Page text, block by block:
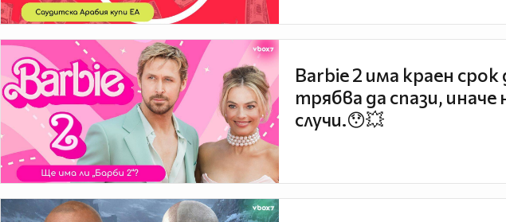
Barbie 2 има краен
трябва да спази, иначе
случи.😯💥